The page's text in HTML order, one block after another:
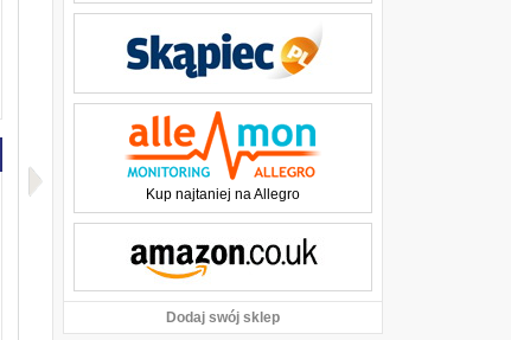
Kup najtaniej na Allegro
Dodaj swój sklep